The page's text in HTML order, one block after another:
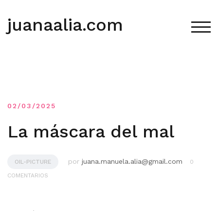
contenido
juanaalia.com
02/03/2025
La máscara del mal
OIL-PICTURE por juana.manuela.alia@gmail.com
0
COMENTARIOS